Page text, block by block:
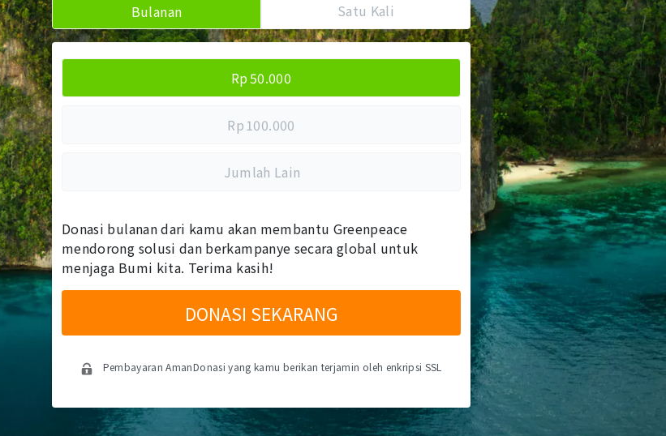
Bulanan Satu Kali
Rp50.000
Rp100.000
Jumlah Lain
Donasi bulanan dari kamu akan membantu Greenpeace
mendorong solusi dan berkampanye secara global untuk
menjaga Bumi kita. Terima kasih!
DONASI SEKARANG
Pembayaran AmanDonasi yang kamu berikan terjamin oleh enkripsi SSL